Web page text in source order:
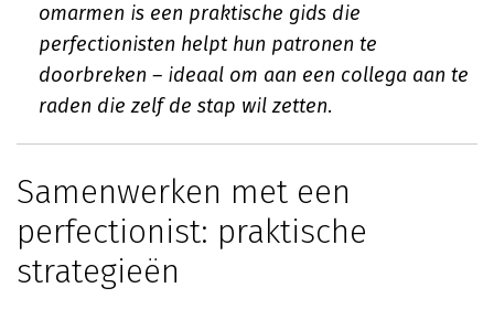
omarmen is een praktische gids die
perfectionisten helpt hun patronen te
doorbreken – ideaal om aan een collega aan te
raden die zelf de stap wil zetten.
Samenwerken met een
perfectionist: praktische
strategieën